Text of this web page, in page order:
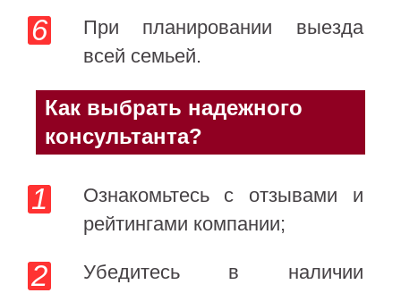
При планировании выезда
всей семьей.
Как выбрать надежного
консультанта?
Ознакомьтесь с отзывами и
рейтингами компании;
Убедитесь в наличии